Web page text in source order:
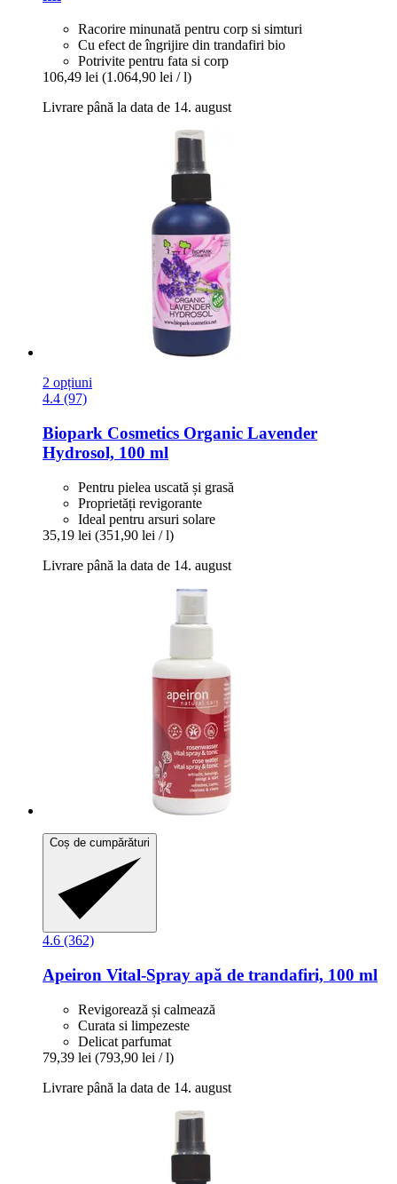
Racorire minunată pentru corp si simturi
Cu efect de îngrijire din trandafiri bio
Potrivite pentru fata si corp
106,49 lei (1.064,90 lei / l)
Livrare până la data de 14. august
2 opțiuni
4.4 (97)
Biopark Cosmetics Organic Lavender
Hydrosol, 100 ml
Pentru pielea uscată și grasă
Proprietăți revigorante
Ideal pentru arsuri solare
35,19 lei (351,90 lei / l)
Livrare până la data de 14. august
Coș de cumpărături
4.6 (362)
Apeiron Vital-​Spray apă de trandafiri, 100 ml
Revigorează și calmează
Curata si limpezeste
Delicat parfumat
79,39 lei (793,90 lei / l)
Livrare până la data de 14. august